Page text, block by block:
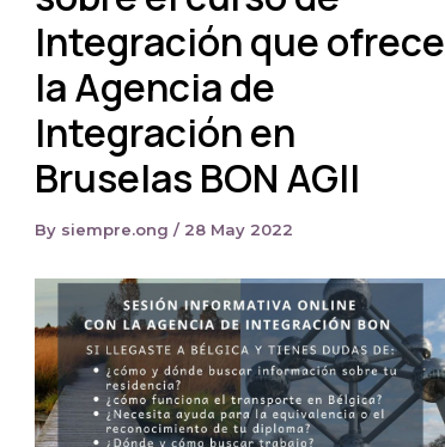
Integración que ofrece
la Agencia de
Integración en
Bruselas BON AGII
By siempre.ong / 28 May 2022